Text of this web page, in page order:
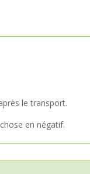
le transport.
en négatif.